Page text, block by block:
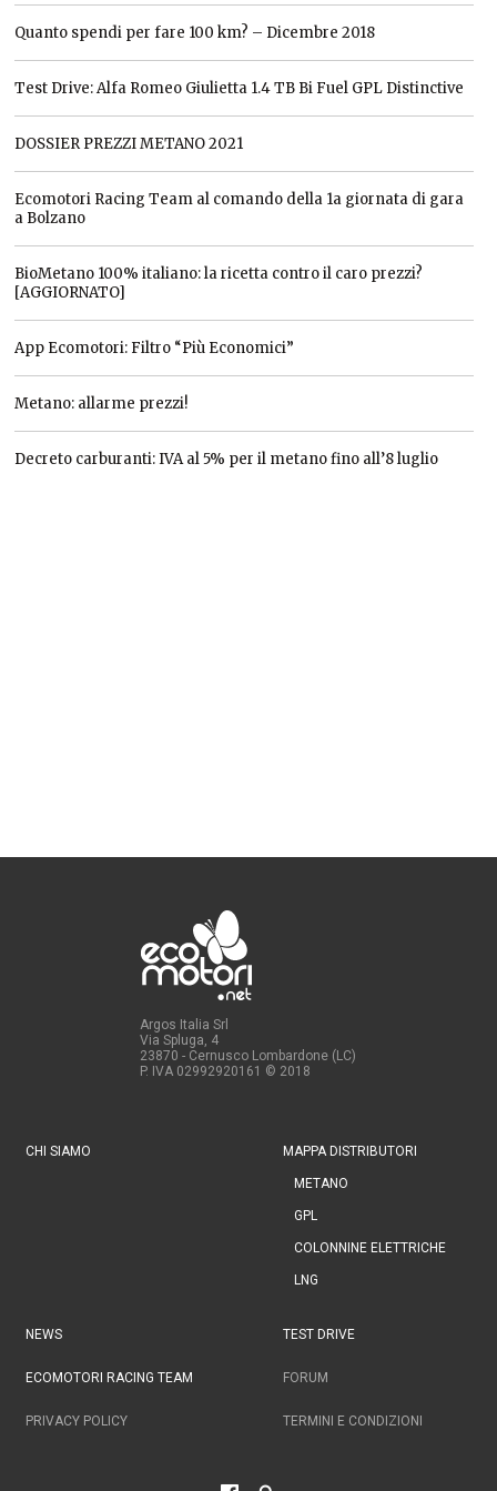
Quanto spendi per fare 100 km? – Dicembre 2018
Test Drive: Alfa Romeo Giulietta 1.4 TB Bi Fuel GPL Distinctive
DOSSIER PREZZI METANO 2021
Ecomotori Racing Team al comando della 1a giornata di gara
a Bolzano
BioMetano 100% italiano: la ricetta contro il caro prezzi?
[AGGIORNATO]
App Ecomotori: Filtro “Più Economici”
Metano: allarme prezzi!
Decreto carburanti: IVA al 5% per il metano fino all’8 luglio
Argos Italia Srl
Via Spluga, 4
23870 - Cernusco Lombardone (LC)
P. IVA 02992920161 © 2018
CHI SIAMO MAPPA DISTRIBUTORI
METANO
GPL
COLONNINE ELETTRICHE
LNG
NEWS TEST DRIVE
ECOMOTORI RACING TEAM FORUM
PRIVACY POLICY TERMINI E CONDIZIONI